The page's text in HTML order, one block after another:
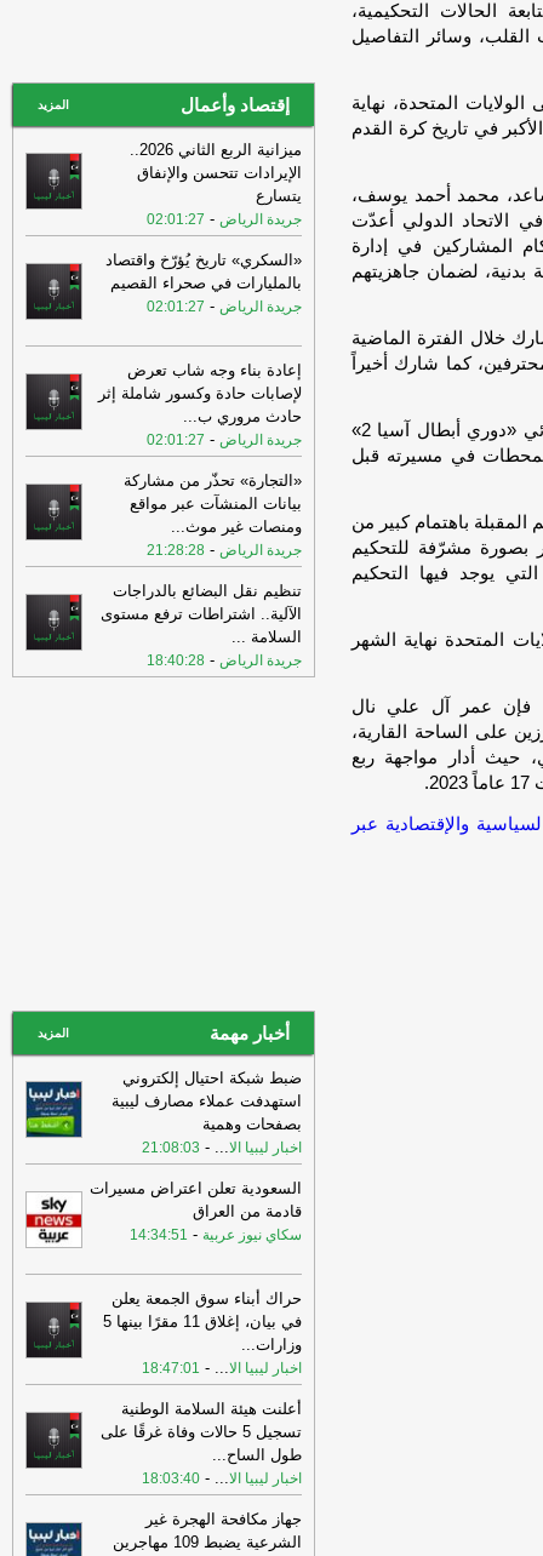
الحالات التحكيمية،
القلب، وسائر التفاصيل
المتحدة، نهاية
في تاريخ كرة القدم
محمد أحمد يوسف،
الاتحاد الدولي أعدّت
أيام، لتجهيز الحكام المشاركين في إدارة
بدنية، لضمان جاهزيتهم
خلال الفترة الماضية
كما شارك أخيراً
من جهته، شارك محمد عبيد خادم حكماً للفيديو في نهائي «دوري أبطال آسيا 2»
في مسيرته قبل
باهتمام كبير من
بصورة مشرّفة للتحكيم
يوجد فيها التحكيم
المتحدة نهاية الشهر
فإن عمر آل علي نال
على الساحة القارية،
حيث أدار مواجهة ربع
والإقتصادية عبر
للأمراض النادرة والأدوية ذات الطبيعة
الخاصة-اخبار ليبيا الان
04:06
ليبيا تطلق البرنامج الوطني
للأمراض النادرة والأدوية ذات الطبيعة
الخاصة
-
03:38
الفارسي: ليبيا يجب أن تبقى دولة
عبور وليست دولة توطين للمهاجرين
03:32
لقاء مرتقب في باريس بين تكالة
03:32
لقاء مرتقب في باريس بين تكالة
وعقيلة صالح.. وعضو المجلس الأعلى
للدولة في ليبيا:-اخبار ليبيا الان
03:14
«الوطني للتنمية»: أعمال القاطع
الشرقي بالطريق الدولي تسير بنسب تقدم
متصاعدة
اخبار ليبيا الان
03:09
بلدية وادي البوانيس تبحث حصر
03:03
الدينالي: التوافق على آلية تعيين
رئيس جديد للمفوضية خطوة إيجابية
إقتصاد وأعمال المزيد
ميزانية الربع الثاني 2026..
الإيرادات تتحسن والإنفاق
يتسارع
جريدة الرياض -
02:01:27
«السكري» تاريخ يُؤرّخ واقتصاد
بالمليارات في صحراء القصيم
جريدة الرياض -
02:01:27
إعادة بناء وجه شاب تعرض
لإصابات حادة وكسور شاملة إثر
حادث مروري ب...
جريدة الرياض -
02:01:27
«التجارة» تحذّر من مشاركة
بيانات المنشآت عبر مواقع
ومنصات غير موث...
جريدة الرياض -
21:28:28
تنظيم نقل البضائع بالدراجات
الآلية.. اشتراطات ترفع مستوى
السلامة ...
جريدة الرياض -
18:40:28
أخبار مهمة المزيد
ضبط شبكة احتيال إلكتروني
استهدفت عملاء مصارف ليبية
بصفحات وهمية
اخبار ليبيا الا...
-
21:08:03
السعودية تعلن اعتراض مسيرات
قادمة من العراق
سكاي نيوز عربية -
14:34:51
حراك أبناء سوق الجمعة يعلن
في بيان، إغلاق 11 مقرًا بينها 5
وزارات...
اخبار ليبيا الا...
-
18:47:01
أعلنت هيئة السلامة الوطنية
تسجيل 5 حالات وفاة غرقًا على
طول الساح...
اخبار ليبيا الا...
-
18:03:40
جهاز مكافحة الهجرة غير
الشرعية يضبط 109 مهاجرين